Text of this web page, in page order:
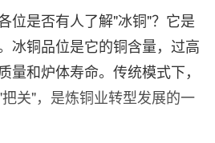
位是否有人了解"冰铜"？它是
冰铜品位是它的铜含量，过高
量和炉体寿命。传统模式下，
关"，是炼铜业转型发展的一